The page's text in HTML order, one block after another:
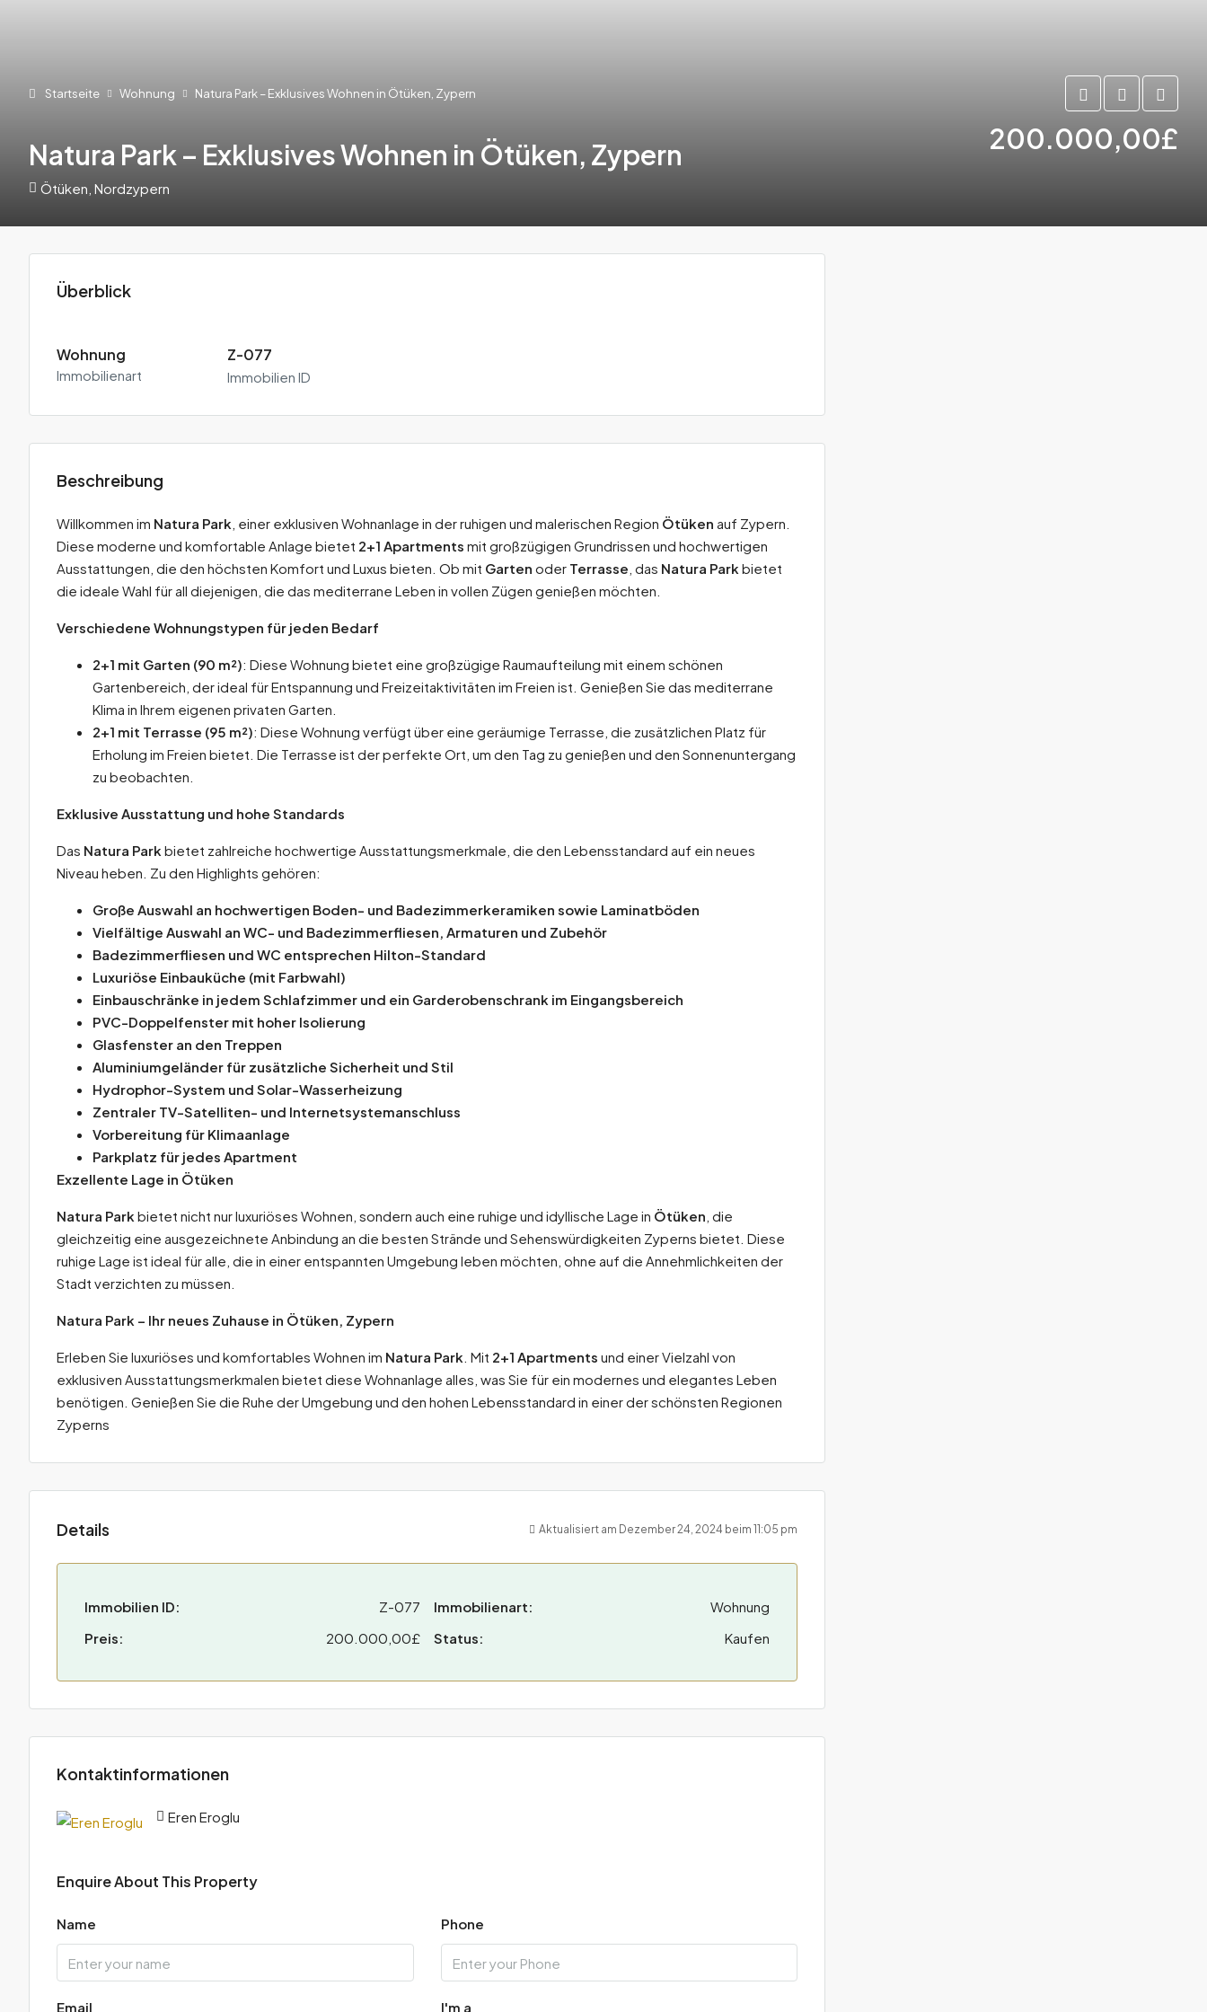
Startseite Wohnung Natura Park – Exklusives Wohnen in Ötüken, Zypern
Natura Park – Exklusives Wohnen in Ötüken, Zypern 200.000,00£
Ötüken, Nordzypern
Überblick
Wohnung
Immobilienart
Z-077
Immobilien ID
Beschreibung
Willkommen im Natura Park , einer exklusiven Wohnanlage in der ruhigen und malerischen Region Ötüken auf Zypern.
Diese moderne und komfortable Anlage bietet 2+1 Apartments mit großzügigen Grundrissen und hochwertigen
Ausstattungen, die den höchsten Komfort und Luxus bieten. Ob mit Garten oder Terrasse , das Natura Park bietet
die ideale Wahl für all diejenigen, die das mediterrane Leben in vollen Zügen genießen möchten.
Verschiedene Wohnungstypen für jeden Bedarf
2+1 mit Garten (90 m²): Diese Wohnung bietet eine großzügige Raumaufteilung mit einem schönen
Gartenbereich, der ideal für Entspannung und Freizeitaktivitäten im Freien ist. Genießen Sie das mediterrane
Klima in Ihrem eigenen privaten Garten.
2+1 mit Terrasse (95 m²): Diese Wohnung verfügt über eine geräumige Terrasse, die zusätzlichen Platz für
Erholung im Freien bietet. Die Terrasse ist der perfekte Ort, um den Tag zu genießen und den Sonnenuntergang
zu beobachten.
Exklusive Ausstattung und hohe Standards
Das Natura Park bietet zahlreiche hochwertige Ausstattungsmerkmale, die den Lebensstandard auf ein neues
Niveau heben. Zu den Highlights gehören:
Große Auswahl an hochwertigen Boden- und Badezimmerkeramiken sowie Laminatböden
Vielfältige Auswahl an WC- und Badezimmerfliesen, Armaturen und Zubehör
Badezimmerfliesen und WC entsprechen Hilton-Standard
Luxuriöse Einbauküche (mit Farbwahl)
Einbauschränke in jedem Schlafzimmer und ein Garderobenschrank im Eingangsbereich
PVC-Doppelfenster mit hoher Isolierung
Glasfenster an den Treppen
Aluminiumgeländer für zusätzliche Sicherheit und Stil
Hydrophor-System und Solar-Wasserheizung
Zentraler TV-Satelliten- und Internetsystemanschluss
Vorbereitung für Klimaanlage
Parkplatz für jedes Apartment
Exzellente Lage in Ötüken
Natura Park bietet nicht nur luxuriöses Wohnen, sondern auch eine ruhige und idyllische Lage in Ötüken , die
gleichzeitig eine ausgezeichnete Anbindung an die besten Strände und Sehenswürdigkeiten Zyperns bietet. Diese
ruhige Lage ist ideal für alle, die in einer entspannten Umgebung leben möchten, ohne auf die Annehmlichkeiten der
Stadt verzichten zu müssen.
Natura Park – Ihr neues Zuhause in Ötüken, Zypern
Erleben Sie luxuriöses und komfortables Wohnen im Natura Park . Mit 2+1 Apartments und einer Vielzahl von
exklusiven Ausstattungsmerkmalen bietet diese Wohnanlage alles, was Sie für ein modernes und elegantes Leben
benötigen. Genießen Sie die Ruhe der Umgebung und den hohen Lebensstandard in einer der schönsten Regionen
Zyperns
Details Aktualisiert am Dezember 24, 2024 beim 11:05 pm
Immobilien ID:
Z-077
Preis:
200.000,00£
Immobilienart:
Wohnung
Status:
Kaufen
Kontaktinformationen
Eren Eroglu
Enquire About This Property
Name Phone
Email I'm a